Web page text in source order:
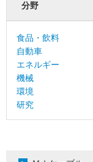
分野
食品・飲料
自動車
エネルギー
機械
環境
研究